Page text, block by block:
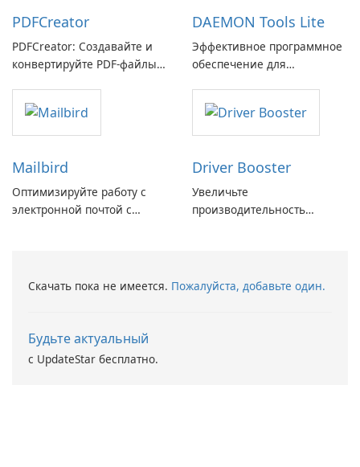
PDFCreator
PDFCreator: Создавайте и
конвертируйте PDF-файлы с
DAEMON Tools Lite
Эффективное программное
обеспечение для
Mailbird
Оптимизируйте работу с
электронной почтой с
Driver Booster
Увеличьте
производительность
Скачать пока не имеется. Пожалуйста, добавьте один.
Будьте актуальный
с UpdateStar бесплатно.